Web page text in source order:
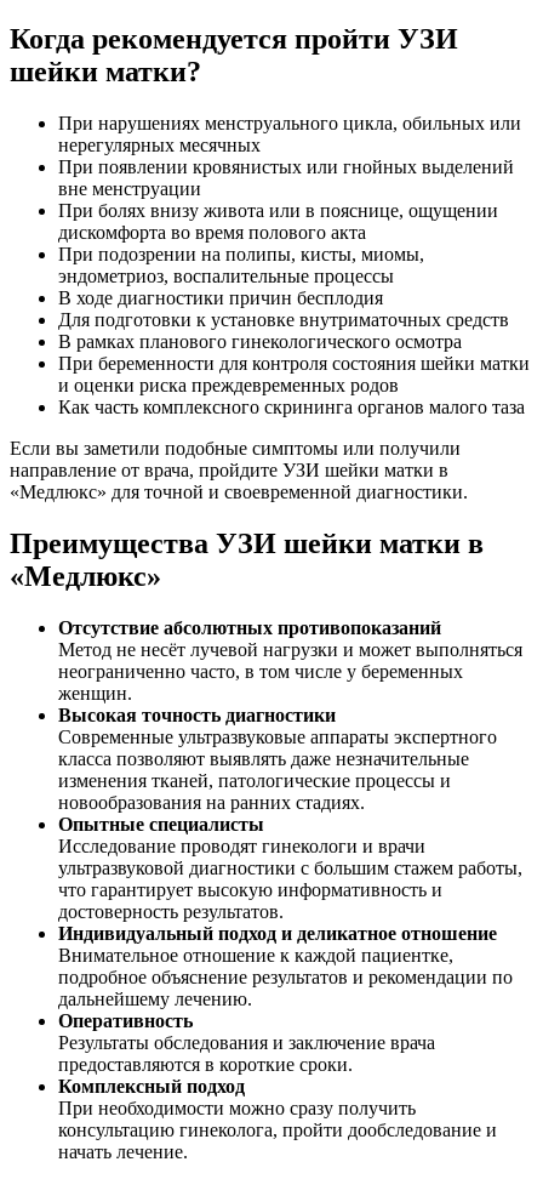
Когда рекомендуется пройти УЗИ
шейки матки?
При нарушениях менструального цикла, обильных или
нерегулярных месячных
При появлении кровянистых или гнойных выделений
вне менструации
При болях внизу живота или в пояснице, ощущении
дискомфорта во время полового акта
При подозрении на полипы, кисты, миомы,
эндометриоз, воспалительные процессы
В ходе диагностики причин бесплодия
Для подготовки к установке внутриматочных средств
В рамках планового гинекологического осмотра
При беременности для контроля состояния шейки матки
и оценки риска преждевременных родов
Как часть комплексного скрининга органов малого таза
Если вы заметили подобные симптомы или получили
направление от врача, пройдите УЗИ шейки матки в
«Медлюкс» для точной и своевременной диагностики.
Преимущества УЗИ шейки матки в
«Медлюкс»
Отсутствие абсолютных противопоказаний
Метод не несёт лучевой нагрузки и может выполняться
неограниченно часто, в том числе у беременных
женщин.
Высокая точность диагностики
Современные ультразвуковые аппараты экспертного
класса позволяют выявлять даже незначительные
изменения тканей, патологические процессы и
новообразования на ранних стадиях.
Опытные специалисты
Исследование проводят гинекологи и врачи
ультразвуковой диагностики с большим стажем работы,
что гарантирует высокую информативность и
достоверность результатов.
Индивидуальный подход и деликатное отношение
Внимательное отношение к каждой пациентке,
подробное объяснение результатов и рекомендации по
дальнейшему лечению.
Оперативность
Результаты обследования и заключение врача
предоставляются в короткие сроки.
Комплексный подход
При необходимости можно сразу получить
консультацию гинеколога, пройти дообследование и
начать лечение.